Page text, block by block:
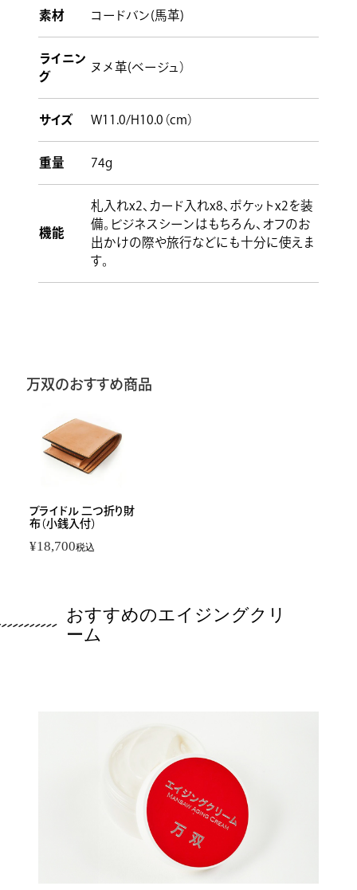
素材 コードバン(馬革)
ライニン
グ
ヌメ革(ベージュ）
サイズ W11.0/H10.0（cm）
重量 74g
機能
札入れx2、カード入れx8、ポケットx2を装
備。ビジネスシーンはもちろん、オフのお
出かけの際や旅行などにも十分に使えま
す。
万双のおすすめ商品
ブライドル 二つ折り財
布（小銭入付）
¥18,700税込
おすすめのエイジングクリ
ーム